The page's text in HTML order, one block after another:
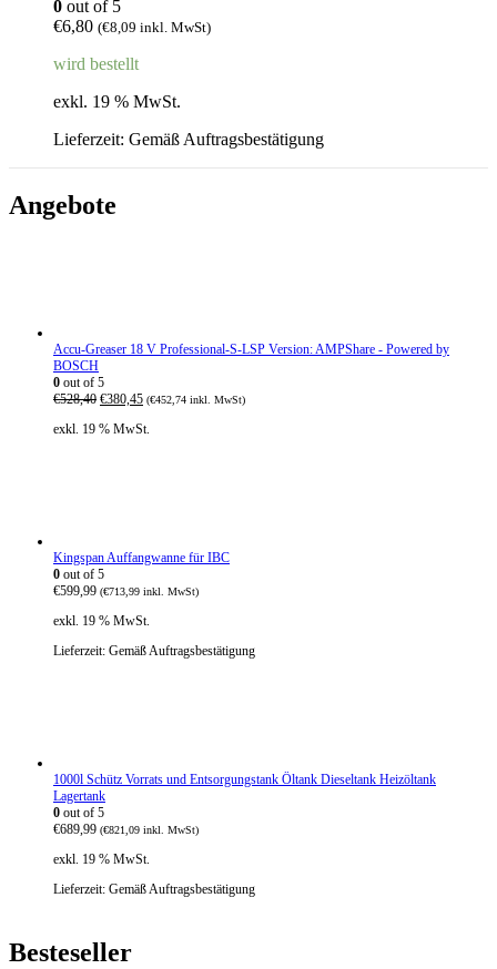
0 out of 5
€6,80 (€8,09 inkl. MwSt)
wird bestellt
exkl. 19 % MwSt.
Lieferzeit: Gemäß Auftragsbestätigung
Angebote
Accu-Greaser 18 V Professional-S-LSP Version: AMPShare - Powered by
BOSCH
0 out of 5
€528,40 U
s
c
h
e
r
r
€
5
2
8
4
€380,45A
t
r
i
s
s
4
(€452,74 inkl. MwSt)
exkl. 19 % MwSt.
Kingspan Auffangwanne für IBC
0 out of 5
€599,99 (€713,99 inkl. MwSt)
exkl. 19 % MwSt.
Lieferzeit: Gemäß Auftragsbestätigung
1000l Schütz Vorrats und Entsorgungstank Öltank Dieseltank Heizöltank
Lagertank
0 out of 5
€689,99 (€821,09 inkl. MwSt)
exkl. 19 % MwSt.
Lieferzeit: Gemäß Auftragsbestätigung
Besteseller